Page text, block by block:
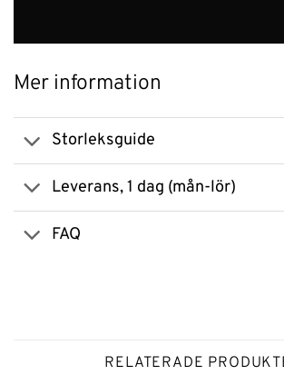
Mer information
Storleksguide
Leverans, 1 dag (mån-lör)
FAQ
RELATERADE